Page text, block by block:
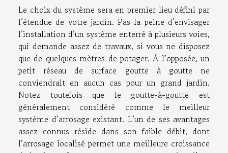
Le choix du système sera en premier lieu défini par
l’étendue de votre jardin. Pas la peine d’envisager
l’installation d’un système enterré à plusieurs voies,
qui demande assez de travaux, si vous ne disposez
que de quelques mètres de potager.À l’opposée, un
petit réseau de surface goutte à goutte ne
conviendrait en aucun cas pour un grand jardin.
Notez toutefois que le goutte-à-goutte est
généralement considéré comme le meilleur
système d’arrosage existant. L’un de ses avantages
assez connus réside dans son faible débit, dont
l’arrosage localisé permet une meilleure croissance